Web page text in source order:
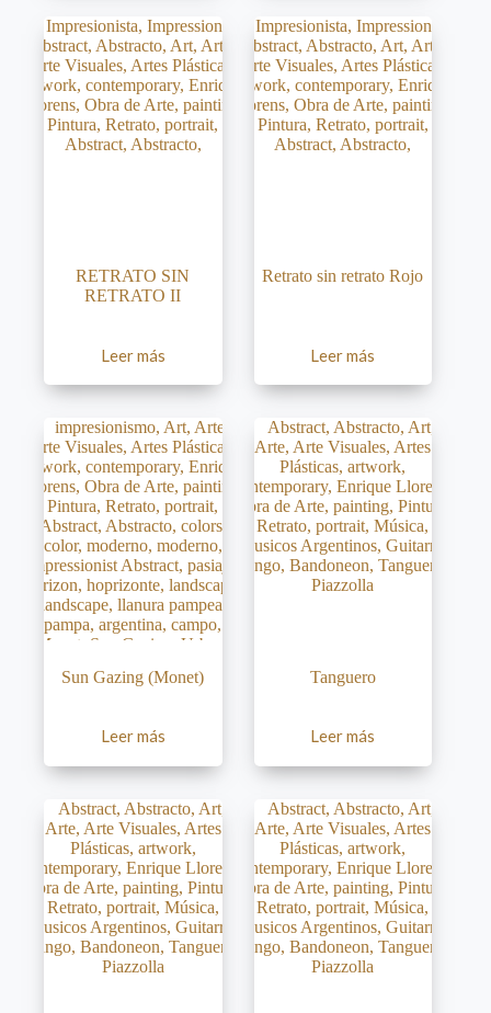
RETRATO SIN
RETRATO II
Leer más
Retrato sin retrato Rojo
Leer más
Sun Gazing (Monet)
Leer más
Tanguero
Leer más